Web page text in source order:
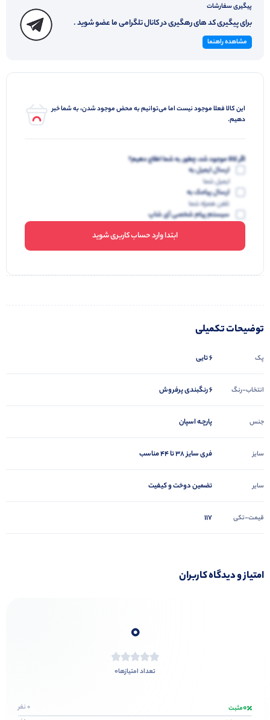
پیگیری سفارشات
برای پیگیری کد های رهگیری در کانال تلگرامی ما عضو شوید .
مشاهده راهنما
این کالا فعلا موجود نیست اما می‌توانیم به محض موجود شدن، به شما خبر
دهیم.
اگر کالا موجود شد، چطور به شما اطلاع دهیم؟
ارسال ایمیل به
ایمیل شما
ارسال پیامک به
تلفن همراه شما
سیستم پیام شخصی آی شاپ
ابتدا وارد حساب کاربری شوید
توضیحات تکمیلی
پک 6 تایی
انتخاب-رنگ 6 رنگبندی پرفروش
جنس پارچـه اسپان
سایز فری سایز ۳۸ تا ۴۴ مناسب
سایر تضمین دوخت و کیفیت
قیمت-تکی 117
امتیاز و دیدگاه کاربران
0
تعداد امتیازها0
0مثبت 0 نفر